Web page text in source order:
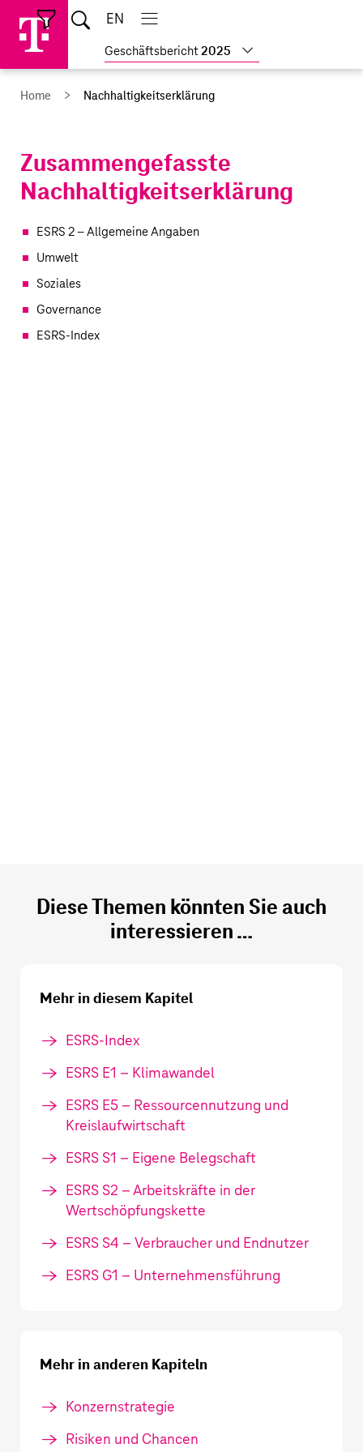
Sprungmarken
Springe
direkt
Springe
direkt
zum
Geschäftsbericht 2025
Weitere
Geschäftsberichte
Home
Schließen
SucheEN
Hauptnavigation
öffnen
Hauptnavigation
schließen
Home Nachhaltigkeitserklärung
Zusammengefasste
Nachhaltigkeitserklärung
ESRS 2 – Allgemeine Angaben
Umwelt
Soziales
Governance
ESRS-Index
Diese Themen könnten Sie auch
interessieren …
Mehr in diesem Kapitel
ESRS-Index
ESRS E1 – Klimawandel
ESRS E5 – Ressourcennutzung und
Kreislaufwirtschaft
ESRS S1 – Eigene Belegschaft
ESRS S2 – Arbeitskräfte in der
Wertschöpfungskette
ESRS S4 – Verbraucher und Endnutzer
ESRS G1 – Unternehmensführung
Mehr in anderen Kapiteln
Konzernstrategie
Risiken und Chancen